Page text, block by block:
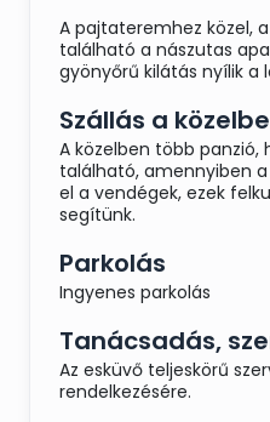
A pajtateremhez közel,
található a nászutas
gyönyőrű kilátás nyílik a
Szállás a
A közelben több panzió,
található, amennyiben
el a vendégek, ezek
segítünk.
Parkolás
Ingyenes parkolás
Tanácsadás,
Az esküvő teljeskörű
rendelkezésére.